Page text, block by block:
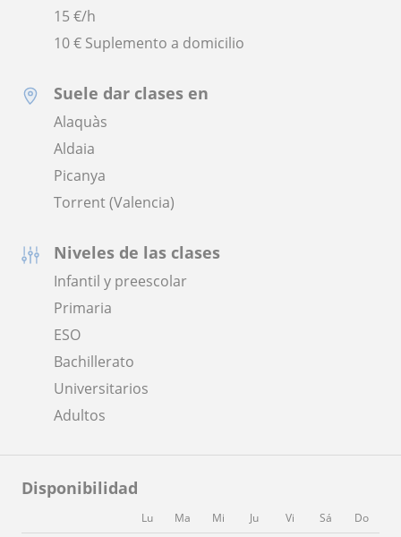
15€/h
10 € Suplemento a domicilio
Suele dar clases en
Alaquàs
Aldaia
Picanya
Torrent (Valencia)
Niveles de las clases
Infantil y preescolar
Primaria
ESO
Bachillerato
Universitarios
Adultos
Disponibilidad
Lu Ma Mi Ju Vi Sá Do